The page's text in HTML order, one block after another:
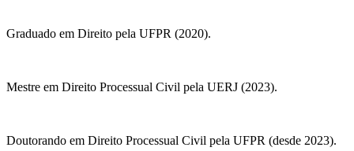
Graduado em Direito pela UFPR (2020).
Mestre em Direito Processual Civil pela UERJ (2023).
Doutorando em Direito Processual Civil pela UFPR (desde 2023).